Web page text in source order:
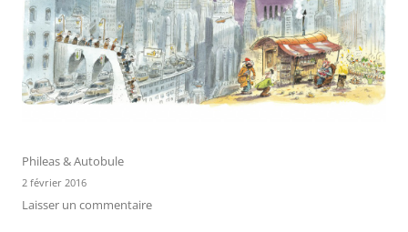
Phileas & Autobule
2 février 2016
Laisser un commentaire